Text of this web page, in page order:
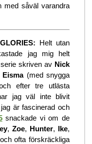
med såväl varandra
Helt utan
jag mig helt
skriven av Nick
Eisma(med snygga
efter tre utlästa
jag väl inte blivit
är fascinerad och
snackade vi om de
, Zoe, Hunter, Ike,
ofta förskräckliga